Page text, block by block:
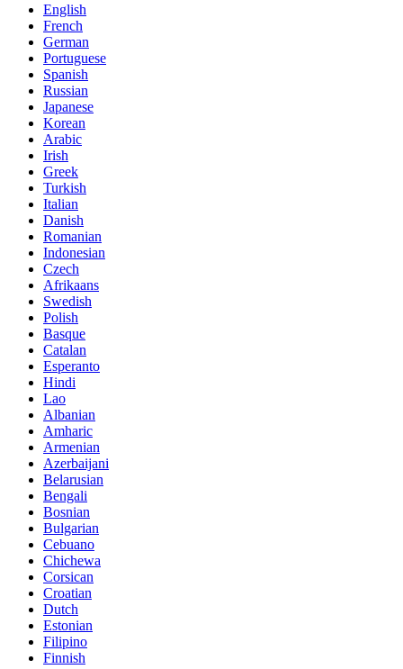
English
French
German
Portuguese
Spanish
Russian
Japanese
Korean
Arabic
Irish
Greek
Turkish
Italian
Danish
Romanian
Indonesian
Czech
Afrikaans
Swedish
Polish
Basque
Catalan
Esperanto
Hindi
Lao
Albanian
Amharic
Armenian
Azerbaijani
Belarusian
Bengali
Bosnian
Bulgarian
Cebuano
Chichewa
Corsican
Croatian
Dutch
Estonian
Filipino
Finnish